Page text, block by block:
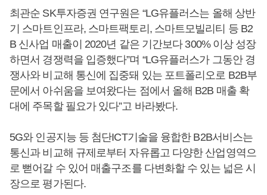
최관순 SK투자증권 연구원은 “LG유플러스는 올해 상반
기 스마트인프라, 스마트팩토리, 스마트모빌리티 등 B2
B 신사업 매출이 2020년 같은 기간보다 300% 이상 성장
하면서 경쟁력을 입증했다”며 “LG유플러스가 그동안 경
쟁사와 비교해 통신에 집중돼 있는 포트폴리오로 B2B부
문에서 아쉬움을 보여왔다는 점에서 올해 B2B 매출 확
대에 주목할 필요가 있다”고 바라봤다.
5G와 인공지능 등 첨단ICT기술을 융합한 B2B서비스는
통신과 비교해 규제로부터 자유롭고 다양한 산업영역으
로 뻗어갈 수 있어 매출구조를 다변화할 수 있는 넓은 시
장으로 평가된다.